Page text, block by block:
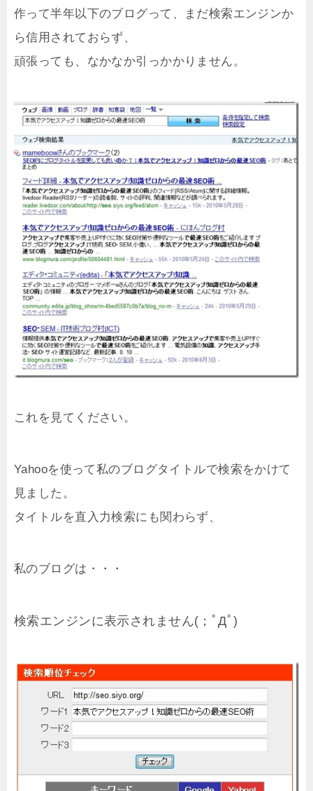
作って半年以下のブログって、まだ検索エンジンか
ら信用されておらず、
頑張っても、なかなか引っかかりません。
これを見てください。
Yahooを使って私のブログタイトルで検索をかけて
見ました。
タイトルを直入力検索にも関わらず、
私のブログは・・・
検索エンジンに表示されません(；ﾟДﾟ)